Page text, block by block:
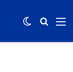
Switch